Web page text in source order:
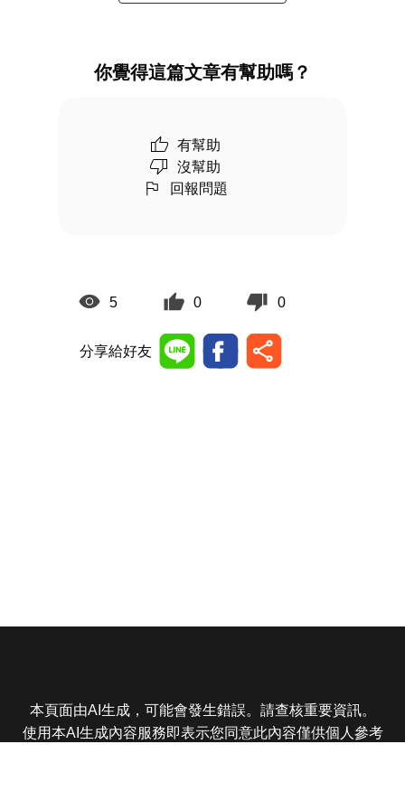
你覺得這篇文章有幫助嗎？
有幫助
沒幫助
回報問題
5 0 0
分享給好友
本頁面由AI生成，可能會發生錯誤。請查核重要資訊。
使用本AI生成內容服務即表示您同意此內容僅供個人參考